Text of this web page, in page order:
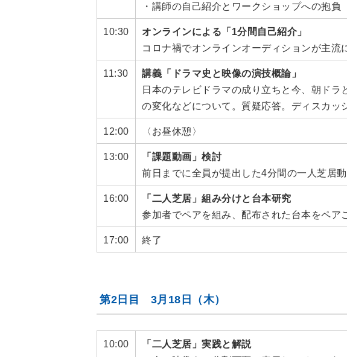
・講師の自己紹介とワークショップへの抱負
10:30
オンラインによる「1分間自己紹介」
コロナ禍でオンラインオーディションが主流
11:30
講義「ドラマ史と映像の演技概論」
日本のテレビドラマの成り立ちと今、朝ド
の変化などについて。質疑応答。ディスカッ
12:00 〈お昼休憩〉
13:00
「課題動画」検討
前日までに全員が提出した4分間の一人芝居
16:00
「二人芝居」組み分けと台本研究
参加者でペアを組み、配布された台本をペア
17:00 終了
第2日目 3月18日（木）
10:00
「二人芝居」実践と解説